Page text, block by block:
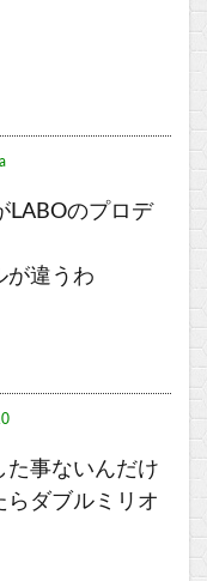
LABOのプロデ
が違うわ
た事ないんだけ
らダブルミリオ